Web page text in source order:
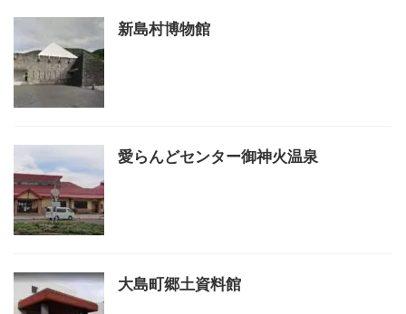
新島村博物館
愛らんどセンター御神火温泉
大島町郷土資料館